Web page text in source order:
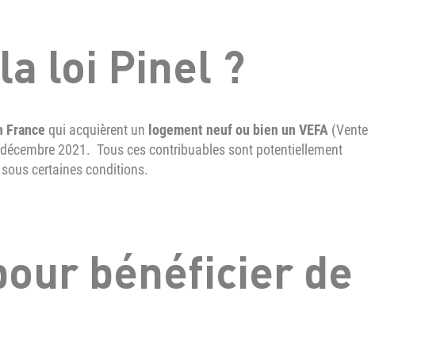
loi Pinel ?
France qui acquièrent un logement neuf ou bien un VEFA (Vente
2021. Tous ces contribuables sont potentiellement
certaines conditions.
bénéficier de